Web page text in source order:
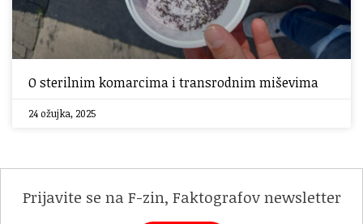
O sterilnim komarcima i transrodnim miševima
24 ožujka, 2025
Prijavite se na F-zin, Faktografov newsletter